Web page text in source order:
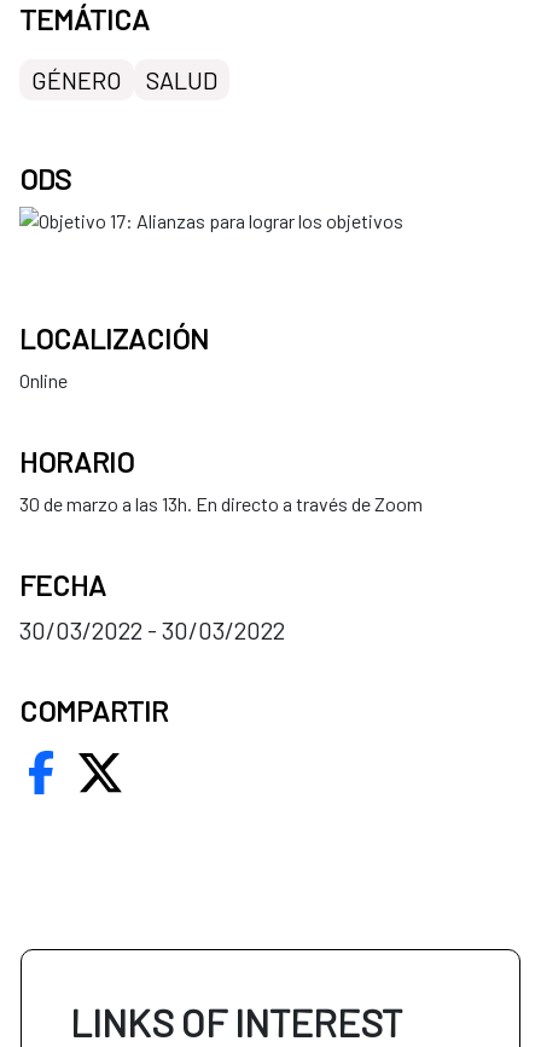
TEMÁTICA
GÉNERO SALUD
ODS
LOCALIZACIÓN
Online
HORARIO
30 de marzo a las 13h. En directo a través de Zoom
FECHA
30/03/2022 - 30/03/2022
COMPARTIR
LINKS OF INTEREST